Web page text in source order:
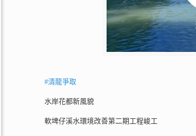
#清龍爭取
水岸花都新風貌
軟埤仔溪水環境改善第二期工程峻工